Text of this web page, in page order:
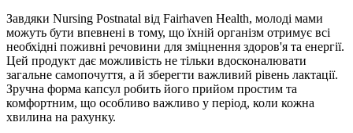
Завдяки Nursing Postnatal від Fairhaven Health, молоді мами
можуть бути впевнені в тому, що їхній організм отримує всі
необхідні поживні речовини для зміцнення здоров'я та енергії.
Цей продукт дає можливість не тільки вдосконалювати
загальне самопочуття, а й зберегти важливий рівень лактації.
Зручна форма капсул робить його прийом простим та
комфортним, що особливо важливо у період, коли кожна
хвилина на рахунку.